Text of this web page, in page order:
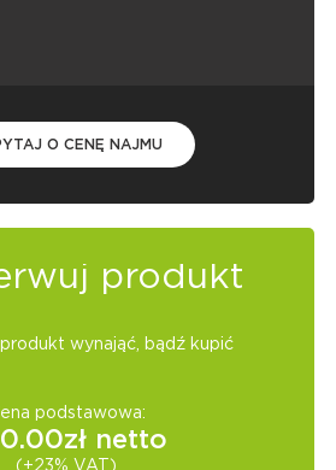
O CENĘ NAJMU
produkt
wynająć, bądź kupić
podstawowa:
zł netto